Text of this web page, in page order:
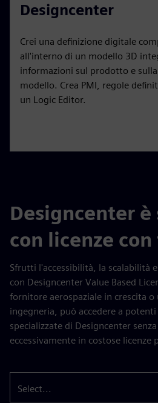
Designcenter
Crei una definizione digitale
all'interno di un modello 3D
informazioni sul prodotto e
modello. Crea PMI, regole
un Logic Editor.
Designcenter
con licenze
Sfrutti l'accessibilità, la scalabilità
con Designcenter Value Based
fornitore aerospaziale in crescita
ingegneria, può accedere a
specializzate di Designcenter
eccessivamente in costose licenze
Select...